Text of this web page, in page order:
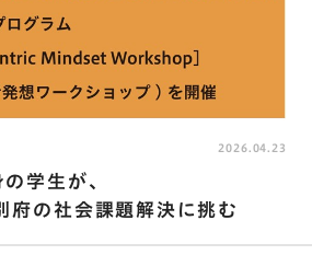
学生が、
府の社会課題解決に挑む
2026.04.23